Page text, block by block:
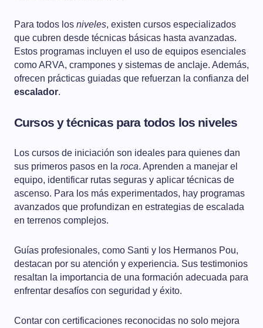
Para todos los niveles, existen cursos especializados
que cubren desde técnicas básicas hasta avanzadas.
Estos programas incluyen el uso de equipos esenciales
como ARVA, crampones y sistemas de anclaje. Además,
ofrecen prácticas guiadas que refuerzan la confianza del
escalador.
Cursos y técnicas para todos los niveles
Los cursos de iniciación son ideales para quienes dan
sus primeros pasos en la roca. Aprenden a manejar el
equipo, identificar rutas seguras y aplicar técnicas de
ascenso. Para los más experimentados, hay programas
avanzados que profundizan en estrategias de escalada
en terrenos complejos.
Guías profesionales, como Santi y los Hermanos Pou,
destacan por su atención y experiencia. Sus testimonios
resaltan la importancia de una formación adecuada para
enfrentar desafíos con seguridad y éxito.
Contar con certificaciones reconocidas no solo mejora